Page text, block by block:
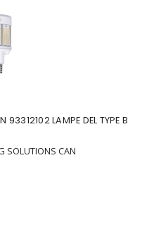
93312102 LAMPE DEL TYPE B
SOLUTIONS CAN